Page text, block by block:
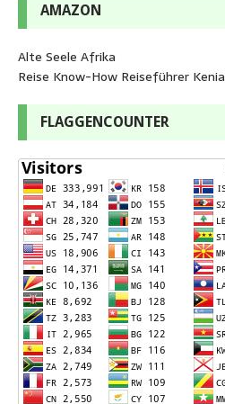
AMAZON
Alte Seele Afrika
Reise Know-How Reiseführer Kenia
FLAGGENCOUNTER